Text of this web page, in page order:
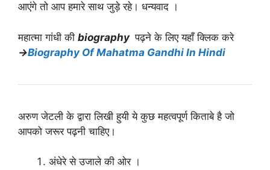
आएंगे तो आप हमारे साथ जुड़े रहे। धन्यवाद ।
महात्मा गांधी की biography पढ़ने के लिए यहाँ क्लिक करे
→Biography Of Mahatma Gandhi In Hindi
अरुण जेटली के द्वारा लिखी हुयी ये कुछ महत्वपूर्ण किताबे है जो
आपको जरूर पढ़नी चाहिए।
अंधेरे से उजाले की ओर ।